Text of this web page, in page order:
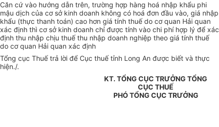
Căn cứ vào hướng dẫn trên, trường hợp hàng hoá nhập khẩu phi
mậu dịch của cơ sở kinh doanh không có hoá đơn đầu vào, giá nhập
khẩu (thực thanh toán) cao hơn giá tính thuế do cơ quan Hải quan
xác định thì cơ sở kinh doanh chỉ được tính vào chi phí hợp lý để xác
định thu nhập chịu thuế thu nhập doanh nghiệp theo giá tính thuế
do cơ quan Hải quan xác định
Tổng cục Thuế trả lời để Cục thuế tỉnh Long An được biết và thực
hiện./.
KT. TỔNG CỤC TRƯỞNG TỔNG
CỤC THUẾ
PHÓ TỔNG CỤC TRƯỞNG